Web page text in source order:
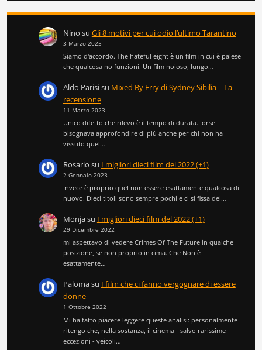
Nino su Gli 8 motivi per cui odio l’ultimo Tarantino
3 Marzo 2025
Siamo d'accordo. The hateful eight è un film in cui è palese
che qualcosa no funzioni. Un film noioso, lungo…
Aldo Parisisu Mixed By Erry di Sydney Sibilia – La
recensione
11 Marzo 2023
Unico difetto che rilevo è il tempo di durata.Forse
bisognava approfondire di più anche per chi non ha
vissuto quel…
Rosario su I migliori dieci film del 2022 (+1)
2 Gennaio 2023
Invece è proprio quel non essere esattamente qualcosa di
nuovo. Dieci titoli sono sempre pochi e ci si fissa dei…
Monjasu I migliori dieci film del 2022 (+1)
29 Dicembre 2022
mi aspettavo di vedere Crimes Of The Future in qualche
posizione, se non proprio in cima. Che Non è
esattamente…
Palomasu I film che ci fanno vergognare di essere
donne
1 Ottobre 2022
Mi ha fatto piacere leggere queste analisi: personalmente
ritengo che, nella sostanza, il cinema - salvo rarissime
eccezioni - veicoli…